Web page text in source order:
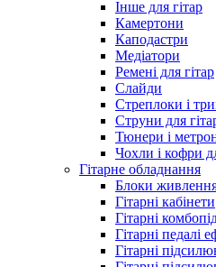
Інше для гітар
Камертони
Каподастри
Медіатори
Ремені для гітар
Слайди
Стреплоки і
Струни для
Тюнери і
Чохли і кофри
Гітарне обладнання
Блоки
Гітарні кабінети
Гітарні
Гітарні педалі
Гітарні